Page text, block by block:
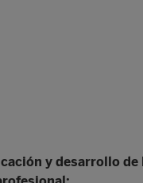
y desarrollo de